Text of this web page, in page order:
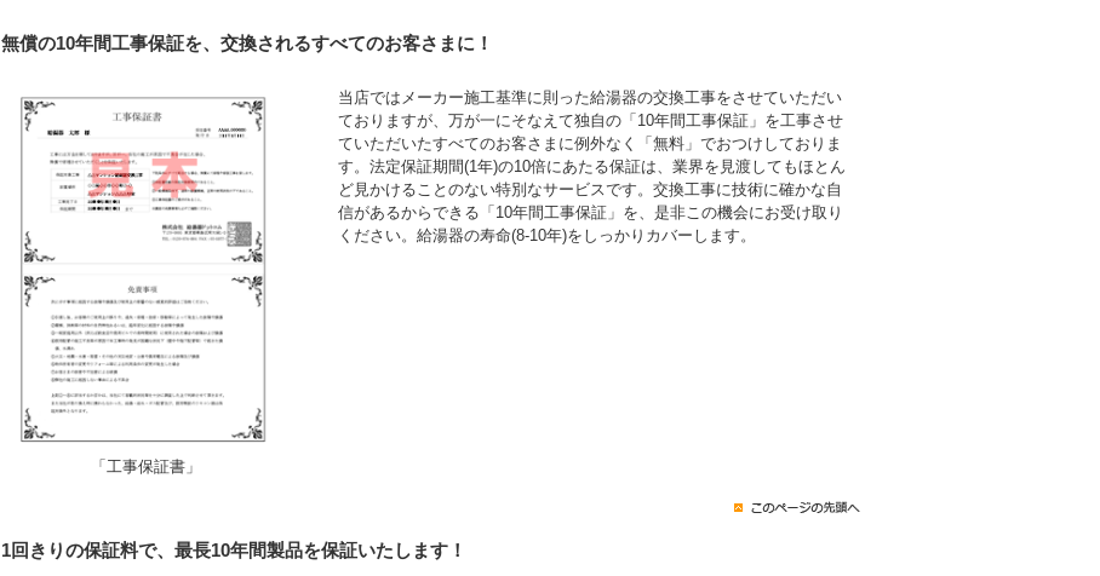
無償の10年間工事保証を、交換されるすべてのお客さまに！
「工事保証書」
当店ではメーカー施工基準に則った給湯器の交換工事をさせていただい
ておりますが、万が一にそなえて独自の「10年間工事保証」を工事させ
ていただいたすべてのお客さまに例外なく「無料」でおつけしておりま
す。法定保証期間(1年)の10倍にあたる保証は、業界を見渡してもほとん
ど見かけることのない特別なサービスです。交換工事に技術に確かな自
信があるからできる「10年間工事保証」を、是非この機会にお受け取り
ください。給湯器の寿命(8-10年)をしっかりカバーします。
1回きりの保証料で、最長10年間製品を保証いたします！